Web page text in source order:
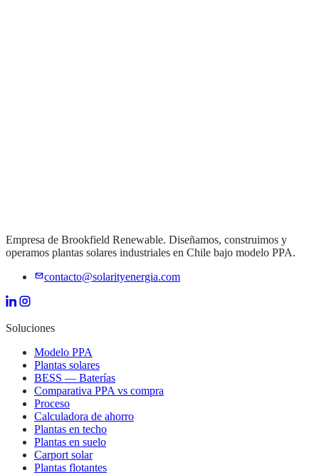
Empresa de Brookfield Renewable. Diseñamos, construimos y
operamos plantas solares industriales en Chile bajo modelo PPA.
contacto@solarityenergia.com
Soluciones
Modelo PPA
Plantas solares
BESS — Baterías
Comparativa PPA vs compra
Proceso
Calculadora de ahorro
Plantas en techo
Plantas en suelo
Carport solar
Plantas flotantes